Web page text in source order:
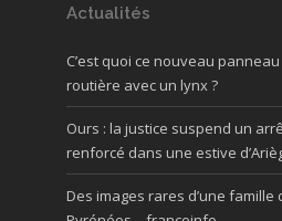
Actualités
C’est quoi ce nouveau
routière avec un lynx ?
Ours : la justice suspend un
renforcé dans une estive
Des images rares d’une famille